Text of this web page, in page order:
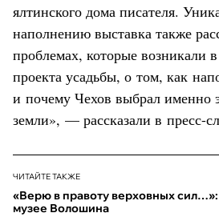
ялтинского дома писателя.
наполнению выставка также
проблемах, которые возникали
проекта усадьбы, о том, как
и почему Чехов выбрал именно
земли», — рассказали в пресс-
ЧИТАЙТЕ ТАКЖЕ
«Верю в правоту верховных сил…»:
музее Волошина